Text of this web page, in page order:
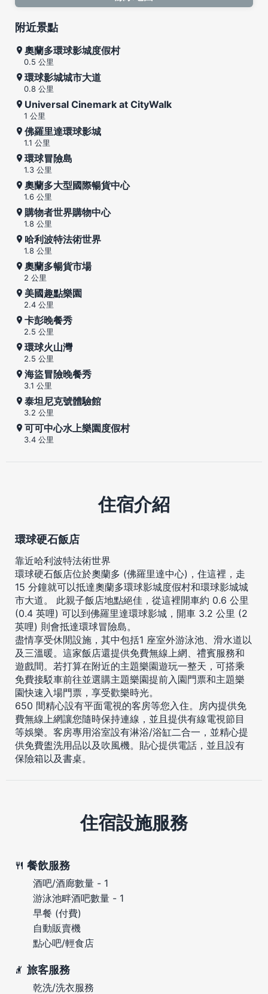
附近景點
奧蘭多環球影城度假村
0.5 公里
環球影城城市大道
0.8 公里
Universal Cinemark at CityWalk
1 公里
佛羅里達環球影城
1.1 公里
環球冒險島
1.3 公里
奧蘭多大型國際暢貨中心
1.6 公里
購物者世界購物中心
1.8 公里
哈利波特法術世界
1.8 公里
奧蘭多暢貨市場
2 公里
美國趣點樂園
2.4 公里
卡彭晚餐秀
2.5 公里
環球火山灣
2.5 公里
海盜冒險晚餐秀
3.1 公里
泰坦尼克號體驗館
3.2 公里
可可中心水上樂園度假村
3.4 公里
住宿介紹
環球硬石飯店
靠近哈利波特法術世界
環球硬石飯店位於奧蘭多 (佛羅里達中心)，住這裡，走
15 分鐘就可以抵達奧蘭多環球影城度假村和環球影城城
市大道。 此親子飯店地點絕佳，從這裡開車約 0.6 公里
(0.4 英哩) 可以到佛羅里達環球影城，開車 3.2 公里 (2
英哩) 則會抵達環球冒險島。
盡情享受休閒設施，其中包括1 座室外游泳池、滑水道以
及三溫暖。這家飯店還提供免費無線上網、禮賓服務和
遊戲間。若打算在附近的主題樂園遊玩一整天，可搭乘
免費接駁車前往並選購主題樂園提前入園門票和主題樂
園快速入場門票，享受歡樂時光。
650 間精心設有平面電視的客房等您入住。房內提供免
費無線上網讓您隨時保持連線，並且提供有線電視節目
等娛樂。客房專用浴室設有淋浴/浴缸二合一，並精心提
供免費盥洗用品以及吹風機。貼心提供電話，並且設有
保險箱以及書桌。
住宿設施服務
餐飲服務
酒吧/酒廊數量 - 1
游泳池畔酒吧數量 - 1
早餐 (付費)
自動販賣機
點心吧/輕食店
旅客服務
乾洗/洗衣服務